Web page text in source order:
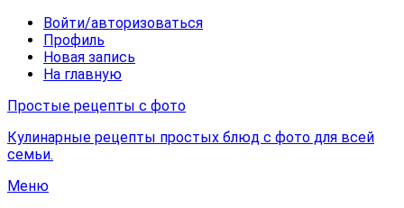
Войти/авторизоваться
Профиль
Новая запись
На главную
Простые рецепты с фото
Кулинарные рецепты простых блюд с фото для всей
семьи.
Меню